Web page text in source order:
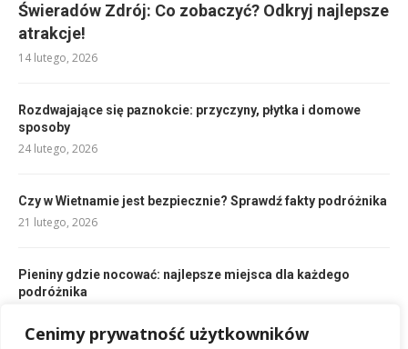
Cenimy prywatność użytkowników
Świeradów Zdrój: Co zobaczyć? Odkryj najlepsze
atrakcje!
14 lutego, 2026
Rozdwajające się paznokcie: przyczyny, płytka i domowe
sposoby
24 lutego, 2026
Czy w Wietnamie jest bezpiecznie? Sprawdź fakty podróżnika
21 lutego, 2026
Pieniny gdzie nocować: najlepsze miejsca dla każdego
podróżnika